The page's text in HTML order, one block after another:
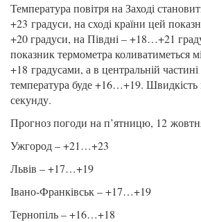
Температура повітря на Заході
+23 градуси, на сході країни цей
+20 градуси, на Півдні – +18…+21
показник термометра коливатиметься
+18 градусами, а в центральній
температура буде +16…+19. Швидкість
секунду.
Прогноз погоди на п’ятницю, 12
Ужгород – +21…+23
Львів – +17…+19
Івано-Франківськ – +17…+19
Тернопіль – +16…+18